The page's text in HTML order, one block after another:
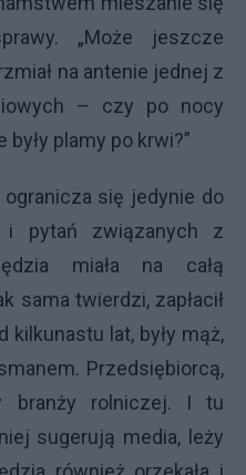
„Może jeszcze
na antenie jednej z
– czy po nocy
plamy po krwi?”
ogranicza się jedynie do
i pytań związanych z
miała na całą
sama twierdzi, zapłacił
kilkunastu lat, były mąż,
Przedsiębiorcą,
branży rolniczej. I tu
sugerują media, leży